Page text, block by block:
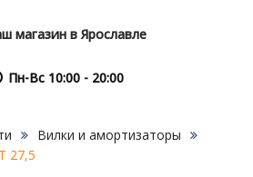
магазин в Ярославле
Пн-Вс 10:00 - 20:00
Вилки и амортизаторы
27,5